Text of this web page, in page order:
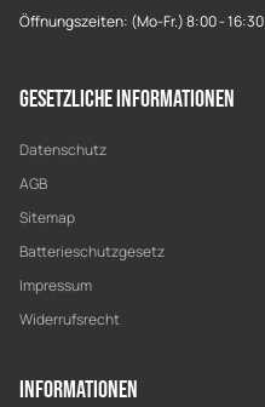
Öffnungszeiten: (Mo-Fr.) 8:00 - 16:30
Gesetzliche Informationen
Datenschutz
AGB
Sitemap
Batterieschutzgesetz
Impressum
Widerrufsrecht
Informationen